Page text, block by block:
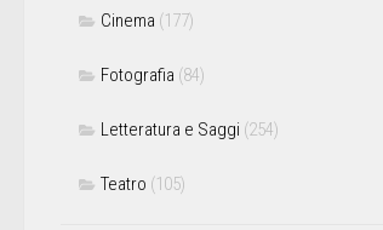
Cinema (177)
Fotografia (84)
Letteratura e Saggi (254)
Teatro (105)